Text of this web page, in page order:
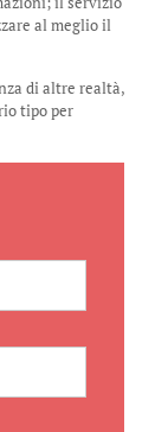
al meglio il
di altre realtà,
tipo per